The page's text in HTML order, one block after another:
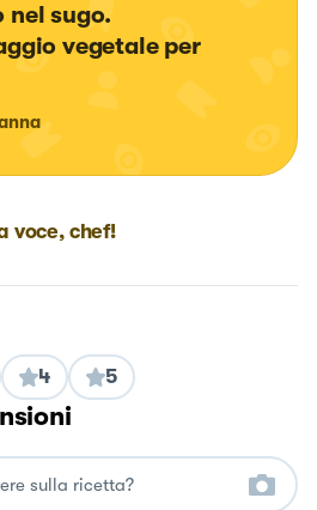
nel sugo.
vegetale per
voce, chef!
4 5